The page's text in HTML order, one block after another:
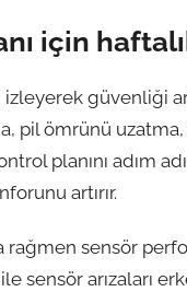
için
izleyerek güvenliği
pil ömrünü
planını adım
artırır.
rağmen sensör
arızaları